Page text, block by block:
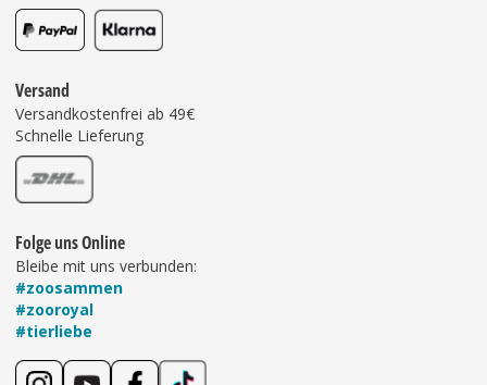
Versand
Versandkostenfrei ab 49€
Schnelle Lieferung
Folge uns Online
Bleibe mit uns verbunden:
#zoosammen
#zooroyal
#tierliebe